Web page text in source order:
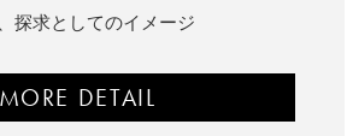
探求としてのイメージ
MORE DETAIL